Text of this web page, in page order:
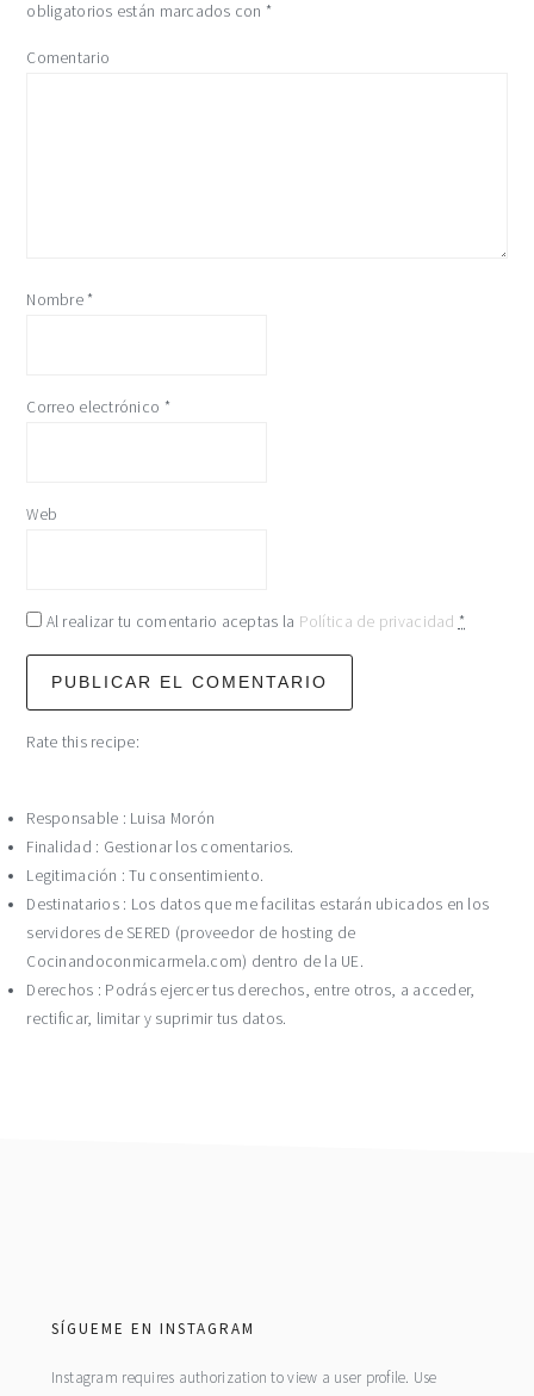
los
lectores
obligatorios están marcados con *
Comentario
Nombre *
Correo electrónico *
Web
Al realizar tu comentario aceptas la Política de privacidad *
Rate this recipe:
Responsable : Luisa Morón
Finalidad : Gestionar los comentarios.
Legitimación : Tu consentimiento.
Destinatarios : Los datos que me facilitas estarán ubicados en los
servidores de SERED (proveedor de hosting de
Cocinandoconmicarmela.com) dentro de la UE.
Derechos : Podrás ejercer tus derechos, entre otros, a acceder,
rectificar, limitar y suprimir tus datos.
SÍGUEME EN INSTAGRAM
Instagram requires authorization to view a user profile. Use